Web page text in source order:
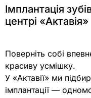
Імплантація
центрі «Актавія»
Поверніть собі
красиву усмішку.
У «Актавії» ми
імплантації —